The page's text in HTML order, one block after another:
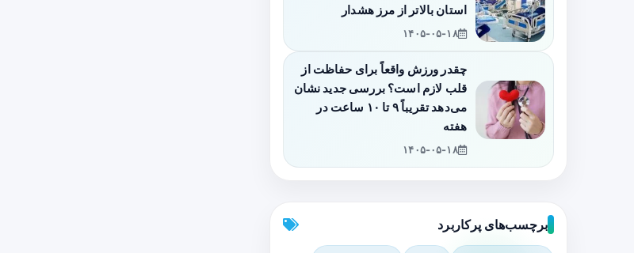
استان بالاتر از مرز هشدار
۱۴۰۵-۰۵-۱۸
چقدر ورزش واقعاً برای حفاظت از
قلب لازم است؟ بررسی جدید نشان
می‌دهد تقریباً ۹ تا ۱۰ ساعت در
هفته
۱۴۰۵-۰۵-۱۸
برچسب‌های پرکاربرد